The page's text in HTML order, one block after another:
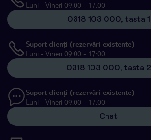
Luni - Vineri 09:00 - 17:00
0318 103 000, tasta 1
Suport clienți (rezervări existente)
Luni - Vineri 09:00 - 17:00
0318 103 000, tasta 2
Suport clienți (rezervări existente)
Luni - Vineri 09:00 - 17:00
Chat